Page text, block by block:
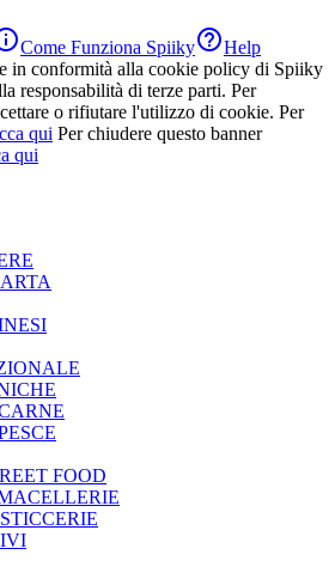
Come Funziona SpiikyHelp
in conformità alla cookie policy di Spiiky
responsabilità di terze parti. Per
o rifiutare l'utilizzo di cookie. Per
qui Per chiudere questo banner
qui
FOOD